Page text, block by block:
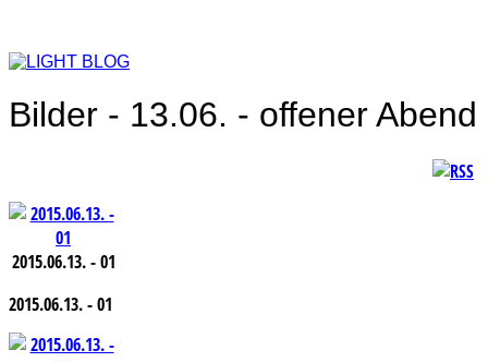
Bilder - 13.06. - offener Abend
2015.06.13. - 01
2015.06.13. - 01